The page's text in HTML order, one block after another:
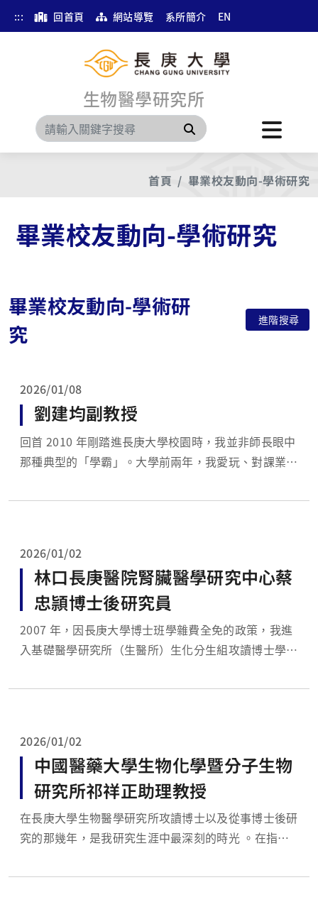
::: 回首頁 網站導覽 系所簡介 EN
生物醫學研究所
搜尋
首頁 畢業校友動向-學術研究
畢業校友動向-學術研究
畢業校友動向-學術研
究
進階搜尋
2026/01/08
劉建均副教授
回首 2010 年剛踏進長庚大學校園時，我並非師長眼中
那種典型的「學霸」。大學前兩年，我愛玩、對課業不
於：我不確定教科書上的知識能如何與現實連結。然
大二下學...
2026/01/02
林口長庚醫院腎臟醫學研究中心蔡
忠頴博士後研究員
2007 年，因長庚大學博士班學雜費全免的政策，我進
入基礎醫學研究所（生醫所）生化分生組攻讀博士學
究。同時，我亦於蛋白質體中心學習定量蛋白質體的鑑
104年度...
2026/01/02
中國醫藥大學生物化學暨分子生物
研究所祁祥正助理教授
在長庚大學生物醫學研究所攻讀博士以及從事博士後研
究的那幾年，是我研究生涯中最深刻的時光 。在指導
對肝癌的影響 。回想起來，當時甲狀腺素在肝臟領域